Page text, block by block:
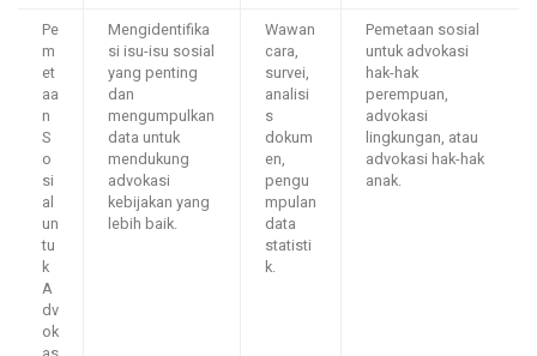
Pe
m
et
aa
n
S
o
si
al
un
tu
k
A
dv
ok
Mengidentifika
si isu-isu sosial
yang penting
dan
mengumpulkan
data untuk
mendukung
advokasi
kebijakan yang
lebih baik.
Wawan
cara,
survei,
analisi
s
dokum
en,
pengu
mpulan
data
statisti
k.
Pemetaan sosial
untuk advokasi
hak-hak
perempuan,
advokasi
lingkungan, atau
advokasi hak-hak
anak.